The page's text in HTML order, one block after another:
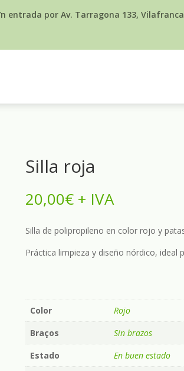
entrada por Av. Tarragona 133, Vilafranca
Silla roja
20,00€+ IVA
Silla de polipropileno en color rojo y
Práctica limpieza y diseño nórdico, ideal
Color
Rojo
Braços
Sin brazos
Estado
En buen estado